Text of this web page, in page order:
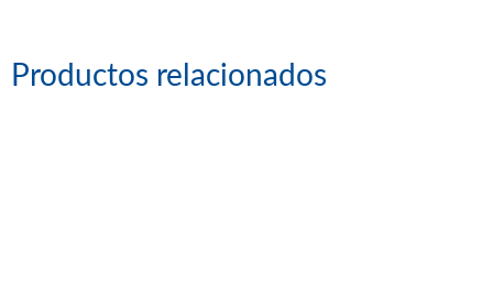
Productos relacionados